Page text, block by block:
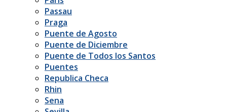
Passau
Praga
Puente de Agosto
Puente de Diciembre
Puente de Todos los Santos
Puentes
Republica Checa
Rhin
Sena